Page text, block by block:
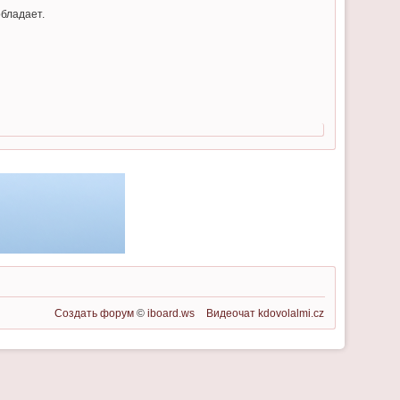
Создать форум ©iboard.ws Видеочат kdovolalmi.cz